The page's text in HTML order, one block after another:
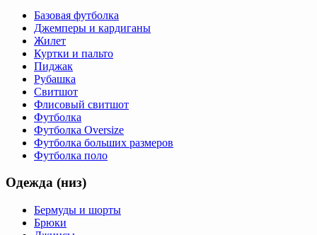
Базовая футболка
Джемперы и кардиганы
Жилет
Куртки и пальто
Пиджак
Рубашка
Свитшот
Флисовый свитшот
Футболка
Футболка Oversize
Футболка больших размеров
Футболка поло
Одежда (низ)
Бермуды и шорты
Брюки